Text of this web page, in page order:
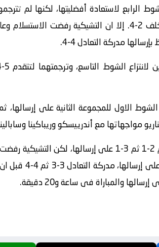
تنازلت عَنْ إرسالها القادم نظيفا لتتخلف 2-4. إلا ان
الاول للمجموعة الثانية على
مواجهاتها مع أندرييسكو وريباكينا
وحسمت الشوط الثالث نظيفا لتتقدم 2-1 ثم 3-1
التونسية